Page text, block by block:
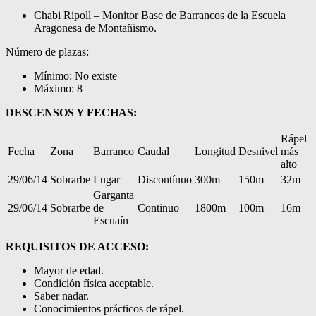
Chabi Ripoll – Monitor Base de Barrancos de la Escuela
Aragonesa de Montañismo.
Número de plazas:
Mínimo: No existe
Máximo: 8
DESCENSOS Y FECHAS:
Fecha Zona Barranco Caudal Longitud Desnivel
Rápel
más
alto
29/06/14 Sobrarbe Lugar Discontínuo 300m 150m 32m
29/06/14 Sobrarbe
Garganta
de
Escuaín
Continuo 1800m 100m 16m
REQUISITOS DE ACCESO:
Mayor de edad.
Condición física aceptable.
Saber nadar.
Conocimientos prácticos de rápel.